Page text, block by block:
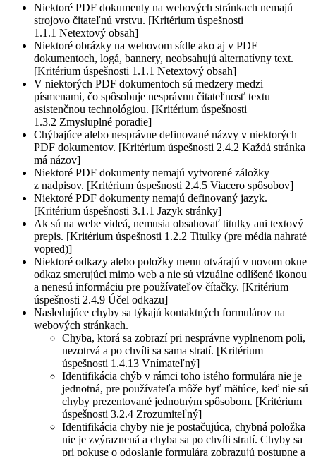
Niektoré PDF dokumenty na webových stránkach nemajú
strojovo čitateľnú vrstvu. [Kritérium úspešnosti
1.1.1 Netextový obsah]
Niektoré obrázky na webovom sídle ako aj v PDF
dokumentoch, logá, bannery, neobsahujú alternatívny text.
[Kritérium úspešnosti 1.1.1 Netextový obsah]
V niektorých PDF dokumentoch sú medzery medzi
písmenami, čo spôsobuje nesprávnu čitateľnosť textu
asistenčnou technológiou. [Kritérium úspešnosti
1.3.2 Zmysluplné poradie]
Chýbajúce alebo nesprávne definované názvy v niektorých
PDF dokumentov. [Kritérium úspešnosti 2.4.2 Každá stránka
má názov]
Niektoré PDF dokumenty nemajú vytvorené záložky
z nadpisov. [Kritérium úspešnosti 2.4.5 Viacero spôsobov]
Niektoré PDF dokumenty nemajú definovaný jazyk.
[Kritérium úspešnosti 3.1.1 Jazyk stránky]
Ak sú na webe videá, nemusia obsahovať titulky ani textový
prepis. [Kritérium úspešnosti 1.2.2 Titulky (pre média nahraté
vopred)]
Niektoré odkazy alebo položky menu otvárajú v novom okne
odkaz smerujúci mimo web a nie sú vizuálne odlíšené ikonou
a nenesú informáciu pre používateľov čítačky. [Kritérium
úspešnosti 2.4.9 Účel odkazu]
Nasledujúce chyby sa týkajú kontaktných formulárov na
webových stránkach.
Chyba, ktorá sa zobrazí pri nesprávne vyplnenom poli,
nezotrvá a po chvíli sa sama stratí. [Kritérium
úspešnosti 1.4.13 Vnímateľný]
Identifikácia chýb v rámci toho istého formulára nie je
jednotná, pre používateľa môže byť mätúce, keď nie sú
chyby prezentované jednotným spôsobom. [Kritérium
úspešnosti 3.2.4 Zrozumiteľný]
Identifikácia chyby nie je postačujúca, chybná položka
nie je zvýraznená a chyba sa po chvíli stratí. Chyby sa
pri pokuse o odoslanie formulára zobrazujú postupne a